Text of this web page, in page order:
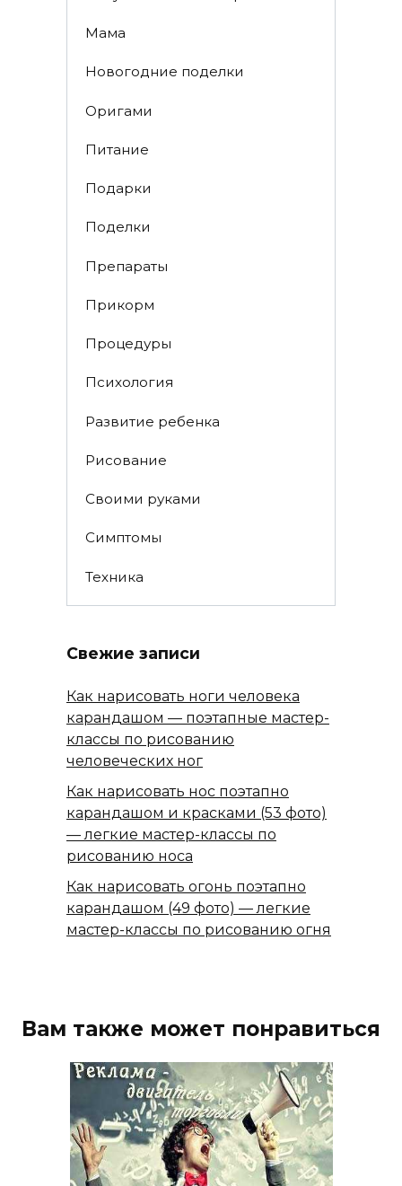
Мама
Новогодние поделки
Оригами
Питание
Подарки
Поделки
Препараты
Прикорм
Процедуры
Психология
Развитие ребенка
Рисование
Своими руками
Симптомы
Техника
Свежие записи
Как нарисовать ноги человека
карандашом — поэтапные мастер-
классы по рисованию
человеческих ног
Как нарисовать нос поэтапно
карандашом и красками (53 фото)
— легкие мастер-классы по
рисованию носа
Как нарисовать огонь поэтапно
карандашом (49 фото) — легкие
мастер-классы по рисованию огня
Вам также может понравиться